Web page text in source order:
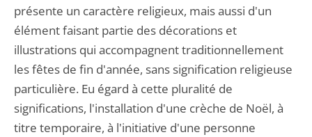
présente un caractère religieux, mais aussi d'un
élément faisant partie des décorations et
illustrations qui accompagnent traditionnellement
les fêtes de fin d'année, sans signification religieuse
particulière. Eu égard à cette pluralité de
significations, l'installation d'une crèche de Noël, à
titre temporaire, à l'initiative d'une personne